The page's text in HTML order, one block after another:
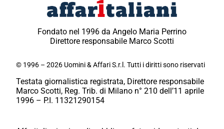
Fondato nel 1996 da Angelo Maria Perrino
Direttore responsabile Marco Scotti
© 1996 – 2026 Uomini & Affari S.r.l. Tutti i diritti sono riservati
Testata giornalistica registrata, Direttore responsabile
Marco Scotti, Reg. Trib. di Milano n° 210 dell’11 aprile
1996 – P.I. 11321290154